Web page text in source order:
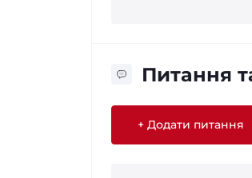
Питання
+ Додати питання